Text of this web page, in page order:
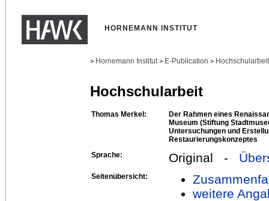
HORNEMANN INSTITUT
> Hornemann Institut > E-Publication >
Hochschularbeit
Thomas Merkel:
Der Rahmen eines
Museum (Stiftung
Untersuchungen und
Restaurierungskonzeptes
Sprache:
Original -
Seitenübersicht:
weitere